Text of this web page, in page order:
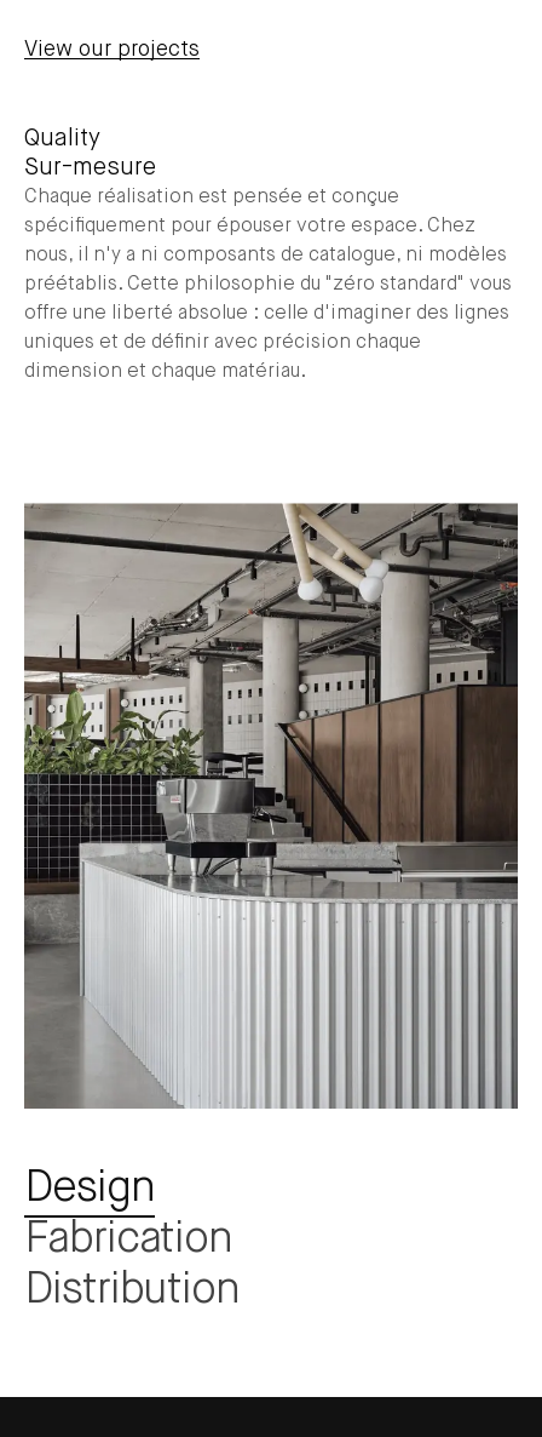
View our projects
Quality
Sur-mesure
Chaque réalisation est pensée et conçue
spécifiquement pour épouser votre espace. Chez
nous, il n'y a ni composants de catalogue, ni modèles
préétablis. Cette philosophie du "zéro standard" vous
offre une liberté absolue : celle d'imaginer des lignes
uniques et de définir avec précision chaque
dimension et chaque matériau.
Design
Fabrication
Distribution